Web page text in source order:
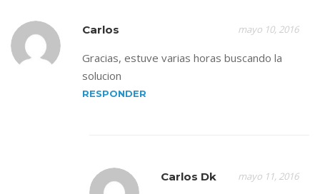
Carlos mayo 10, 2016
Gracias, estuve varias horas buscando la
solucion
RESPONDER
Carlos Dk mayo 11, 2016